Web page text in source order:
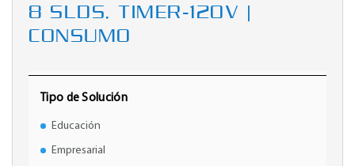
8 SLDS, TIMER-120V |
CONSUMO
Tipo de Solución
Educación
Empresarial